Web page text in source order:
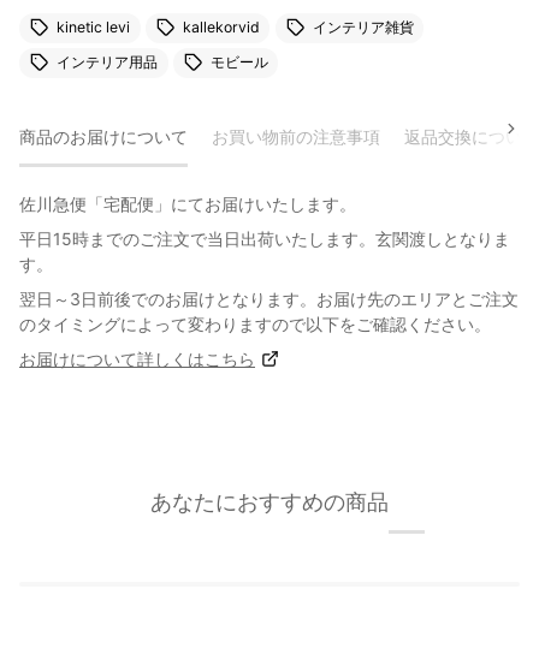
kinetic levi kallekorvid
インテリア雑貨
インテリア用品
モビール
商品のお届けについて お買い物前の注意事項 返品交換について
佐川急便「宅配便」にてお届けいたします。
平日15時までのご注文で当日出荷いたします。玄関渡しとなりま
す。
翌日～3日前後でのお届けとなります。お届け先のエリアとご注文
のタイミングによって変わりますので以下をご確認ください。
お届けについて詳しくはこちら
あなたにおすすめの商品